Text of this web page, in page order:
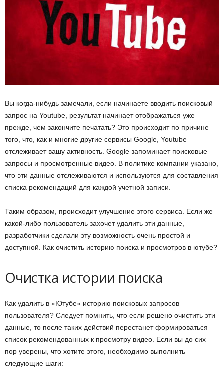
Вы когда-нибудь замечали, если начинаете вводить поисковый
запрос на Youtube, результат начинает отображаться уже
прежде, чем закончите печатать? Это происходит по причине
того, что, как и многие другие сервисы Google, Youtube
отслеживает вашу активность. Google запоминает поисковые
запросы и просмотренные видео. В политике компании указано,
что эти данные отслеживаются и используются для составления
списка рекомендаций для каждой учетной записи.
Таким образом, происходит улучшение этого сервиса. Если же
какой-либо пользователь захочет удалить эти данные,
разработчики сделали эту возможность очень простой и
доступной. Как очистить историю поиска и просмотров в ютубе?
Очистка истории поиска
Как удалить в «Ютубе» историю поисковых запросов
пользователя? Следует помнить, что если решено очистить эти
данные, то после таких действий перестанет формироваться
список рекомендованных к просмотру видео. Если вы до сих
пор уверены, что хотите этого, необходимо выполнить
следующие шаги: